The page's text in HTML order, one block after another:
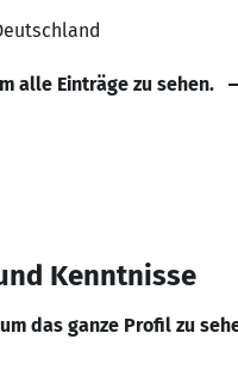
alle Einträge zu sehen.
Kenntnisse
das ganze Profil zu